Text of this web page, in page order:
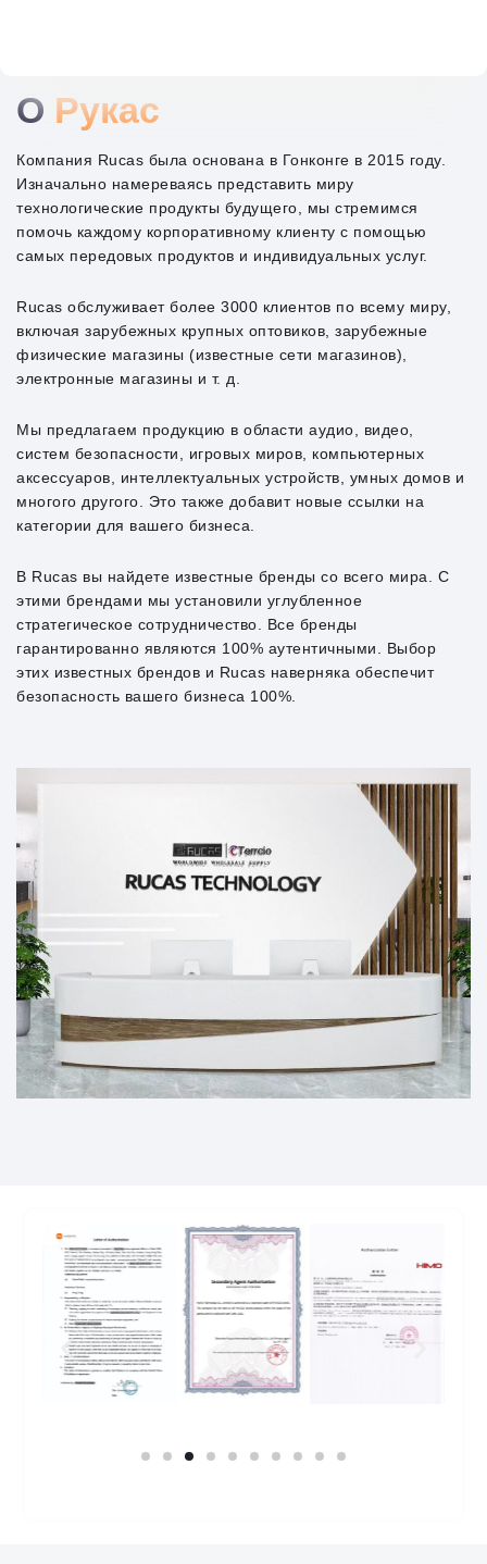
О Рукас
Компания Rucas была основана в Гонконге в 2015 году.
Изначально намереваясь представить миру
технологические продукты будущего, мы стремимся
помочь каждому корпоративному клиенту с помощью
самых передовых продуктов и индивидуальных услуг.
Rucas обслуживает более 3000 клиентов по всему миру,
включая зарубежных крупных оптовиков, зарубежные
физические магазины (известные сети магазинов),
электронные магазины и т. д.
Мы предлагаем продукцию в области аудио, видео,
систем безопасности, игровых миров, компьютерных
аксессуаров, интеллектуальных устройств, умных домов и
многого другого. Это также добавит новые ссылки на
категории для вашего бизнеса.
В Rucas вы найдете известные бренды со всего мира. С
этими брендами мы установили углубленное
стратегическое сотрудничество. Все бренды
гарантированно являются 100% аутентичными. Выбор
этих известных брендов и Rucas наверняка обеспечит
безопасность вашего бизнеса 100%.